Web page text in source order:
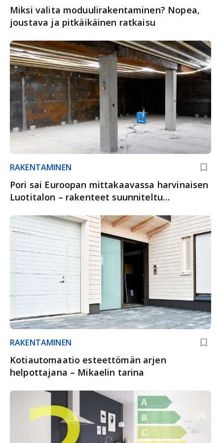
Miksi valita moduulirakentaminen? Nopea,
joustava ja pitkäikäinen ratkaisu
RAKENTAMINEN
Pori sai Euroopan mittakaavassa harvinaisen
Luotitalon – rakenteet suunniteltu
RAKENTAMINEN
Kotiautomaatio esteettömän arjen
helpottajana – Mikaelin tarina